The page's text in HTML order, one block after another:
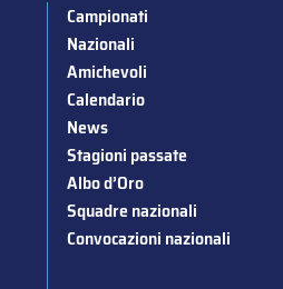
Campionati
Nazionali
Amichevoli
Calendario
News
Stagioni passate
Albo d’Oro
Squadre nazionali
Convocazioni nazionali